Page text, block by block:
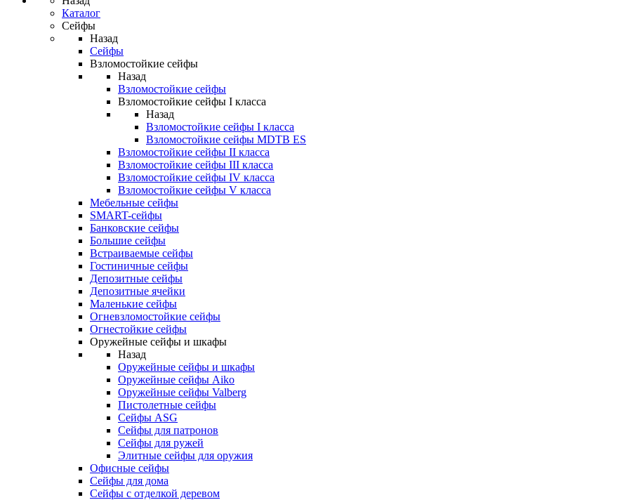
Каталог
Сейфы
Назад
Сейфы
Взломостойкие сейфы
Назад
Взломостойкие сейфы
Взломостойкие сейфы I класса
Назад
Взломостойкие сейфы I класса
Взломостойкие сейфы MDTB ES
Взломостойкие сейфы II класса
Взломостойкие сейфы III класса
Взломостойкие сейфы IV класса
Взломостойкие сейфы V класса
Мебельные сейфы
SMART-сейфы
Банковские сейфы
Большие сейфы
Встраиваемые сейфы
Гостиничные сейфы
Депозитные сейфы
Депозитные ячейки
Маленькие сейфы
Огневзломостойкие сейфы
Огнестойкие сейфы
Оружейные сейфы и шкафы
Назад
Оружейные сейфы и шкафы
Оружейные сейфы Aiko
Оружейные сейфы Valberg
Пистолетные сейфы
Сейфы ASG
Сейфы для патронов
Сейфы для ружей
Элитные сейфы для оружия
Офисные сейфы
Сейфы для дома
Сейфы с отделкой деревом